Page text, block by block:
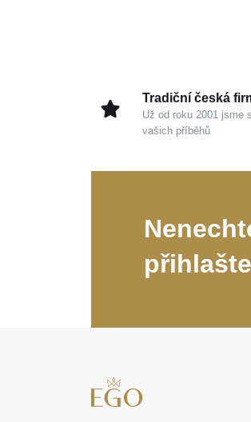
Tradiční česká
Už od roku 2001 jsme
vašich příběhů